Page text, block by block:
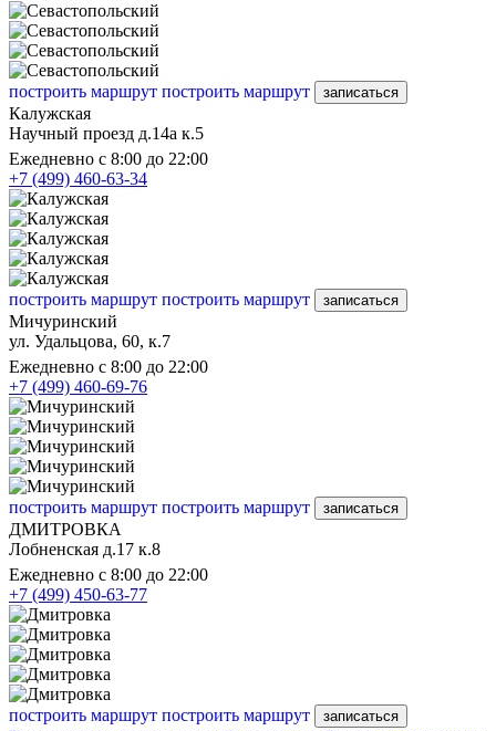
построить маршрут построить маршрут записаться
Калужская
Научный проезд д.14а к.5
Ежедневно с 8:00 до 22:00
+7 (499) 460-63-34
построить маршрут построить маршрут записаться
Мичуринский
ул. Удальцова, 60, к.7
Ежедневно с 8:00 до 22:00
+7 (499) 460-69-76
построить маршрут построить маршрут записаться
ДМИТРОВКА
Лобненская д.17 к.8
Ежедневно с 8:00 до 22:00
+7 (499) 450-63-77
построить маршрут построить маршрут записаться